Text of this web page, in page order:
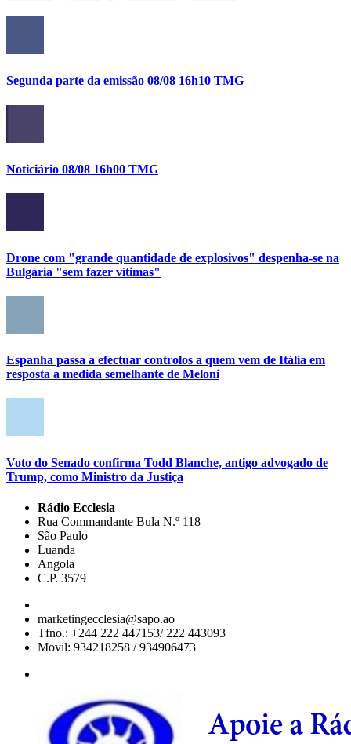
Segunda parte da emissão 08/08 16h10 TMG
Noticiário 08/08 16h00 TMG
Drone com "grande quantidade de explosivos" despenha-se na
Bulgária "sem fazer vítimas"
Espanha passa a efectuar controlos a quem vem de Itália em
resposta a medida semelhante de Meloni
Voto do Senado confirma Todd Blanche, antigo advogado de
Trump, como Ministro da Justiça
Rádio Ecclesia
Rua Commandante Bula N.º 118
São Paulo
Luanda
Angola
C.P. 3579
marketingecclesia@sapo.ao
Tfno.: +244 222 447153/ 222 443093
Movil: 934218258 / 934906473